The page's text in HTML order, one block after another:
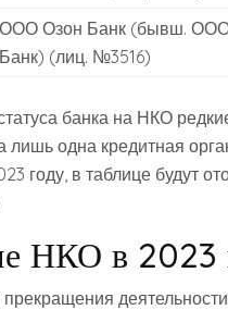
ООО Озон Банк (бывш.
Банк) (лиц. №3516)
банка на НКО
лишь одна кредитная
году, в таблице будут
НКО в 2023
прекращения